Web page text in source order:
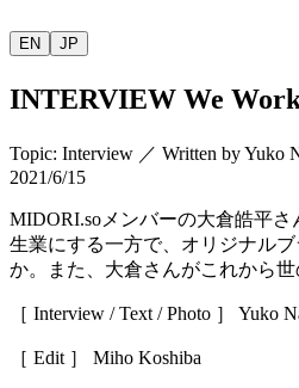
EN JP
INTERVIEW We
Topic: Interview ／ Written byYuko
2021/6/15
MIDORI.so メンバーの大倉皓平さ
生業にする一方で、オリジナル
か。また、大倉さんがこれから
［ Interview / Text / Photo ］ Yuko
［ Edit ］ Miho Koshiba